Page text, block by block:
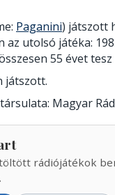
Paganini) játszott
az utolsó játéka:
55 évet tesz
játszott.
Magyar
rádiójátékok